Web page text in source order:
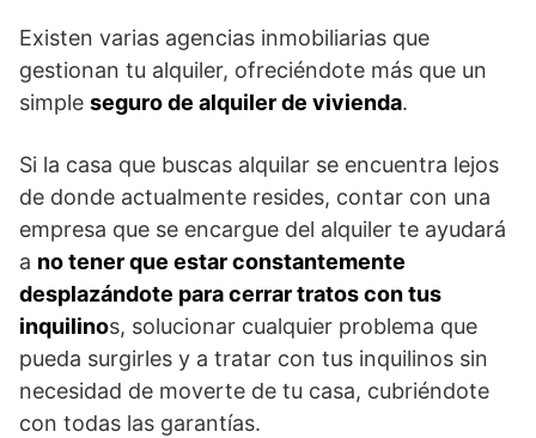
Existen varias agencias inmobiliarias que
gestionan tu alquiler, ofreciéndote más que un
simple seguro de alquiler de vivienda.
Si la casa que buscas alquilar se encuentra lejos
de donde actualmente resides, contar con una
empresa que se encargue del alquiler te ayudará
a no tener que estar constantemente
desplazándote para cerrar tratos con tus
inquilinos, solucionar cualquier problema que
pueda surgirles y a tratar con tus inquilinos sin
necesidad de moverte de tu casa, cubriéndote
con todas las garantías.